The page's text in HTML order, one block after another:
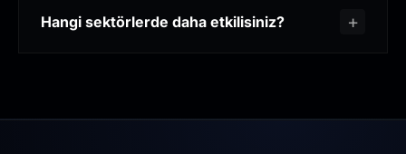
Hangi sektörlerde daha etkilisiniz?